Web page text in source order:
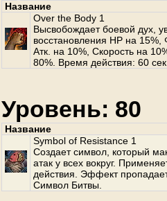
Название
Over the Body 1
Высвобождает боевой дух,
восстановления HP на
Атк. на 10%, Скорость на
80%. Время действия: 60 сек.
Уровень: 80
Название
Symbol of Resistance 1
Создает символ, который
атак у всех вокруг.
действия. Эффект
Символ Битвы.